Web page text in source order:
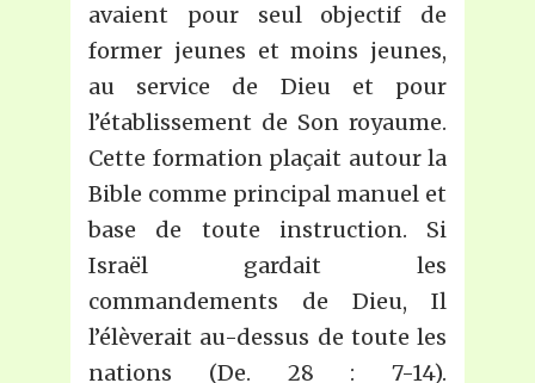
avaient pour seul objectif de
former jeunes et moins jeunes,
au service de Dieu et pour
l’établissement de Son royaume.
Cette formation plaçait autour la
Bible comme principal manuel et
base de toute instruction. Si
Israël gardait les
commandements de Dieu, Il
l’élèverait au-dessus de toute les
nations (De. 28 : 7-14).